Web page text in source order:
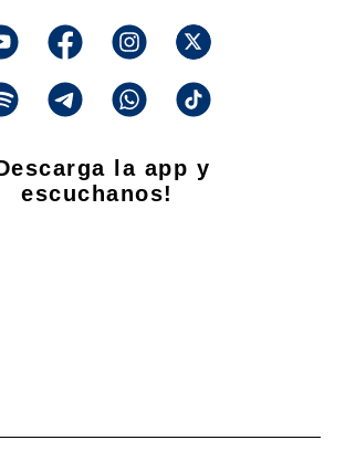
la app y
escuchanos!